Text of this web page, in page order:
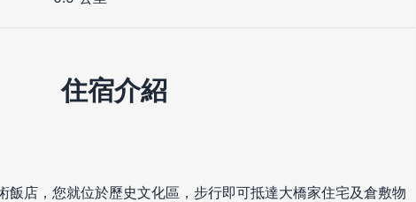
住宿介紹
飯店，您就位於歷史文化區，步行即可抵達大橋家住宅及倉敷物